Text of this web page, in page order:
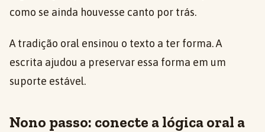
como se ainda houvesse canto por trás.
A tradição oral ensinou o texto a ter forma. A
escrita ajudou a preservar essa forma em um
suporte estável.
Nono passo: conecte a lógica oral a